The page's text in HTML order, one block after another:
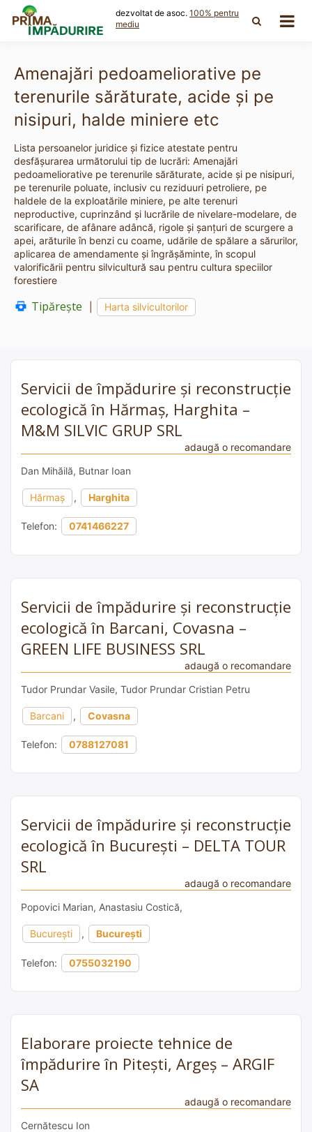
content
dezvoltat de asoc. 100% pentru
mediu
Amenajări pedoameliorative pe
terenurile sărăturate, acide şi pe
nisipuri, halde miniere etc
Lista persoanelor juridice și fizice atestate pentru
desfășurarea următorului tip de lucrări: Amenajări
pedoameliorative pe terenurile sărăturate, acide şi pe nisipuri,
pe terenurile poluate, inclusiv cu reziduuri petroliere, pe
haldele de la exploatările miniere, pe alte terenuri
neproductive, cuprinzând şi lucrările de nivelare-modelare, de
scarificare, de afânare adâncă, rigole şi şanţuri de scurgere a
apei, arăturile în benzi cu coame, udările de spălare a sărurilor,
aplicarea de amendamente şi îngrăşăminte, în scopul
valorificării pentru silvicultură sau pentru cultura speciilor
forestiere
Tipărește Harta silvicultorilor
Servicii de împădurire și reconstrucție
ecologică în Hărmaș, Harghita –
M&M SILVIC GRUP SRL
adaugă o recomandare
Dan Mihăilă, Butnar Ioan
Hărmaș , Harghita
Telefon: 0741466227
Servicii de împădurire și reconstrucție
ecologică în Barcani, Covasna –
GREEN LIFE BUSINESS SRL
adaugă o recomandare
Tudor Prundar Vasile, Tudor Prundar Cristian Petru
Barcani , Covasna
Telefon: 0788127081
Servicii de împădurire și reconstrucție
ecologică în București – DELTA TOUR
SRL
adaugă o recomandare
Popovici Marian, Anastasiu Costică,
București , București
Telefon: 0755032190
Elaborare proiecte tehnice de
împădurire în Piteşti, Argeş – ARGIF
SA
adaugă o recomandare
Cernătescu Ion